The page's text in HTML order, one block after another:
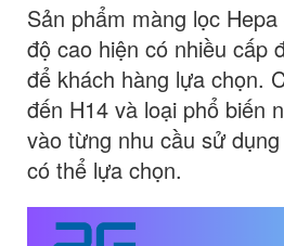
Sản phẩm màng lọc
độ cao hiện có nhiều cấp
để khách hàng lựa chọn.
đến H14 và loại phổ biến
vào từng nhu cầu sử
có thể lựa chọn.